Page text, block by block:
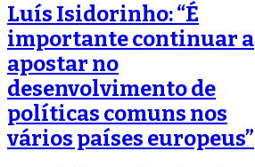
Luís Isidorinho: “É
importante continuar a
apostar no
desenvolvimento de
políticas comuns nos
vários países europeus”